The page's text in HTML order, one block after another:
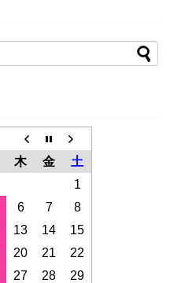
木 金
土
1
6 7
8
13 14
15
20 21
22
27 28
29